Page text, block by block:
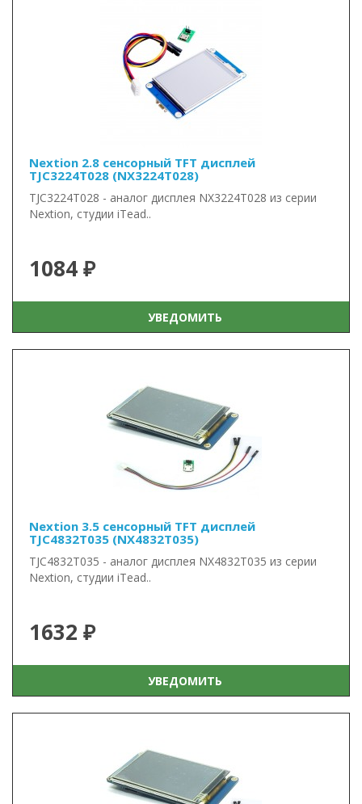
Nextion 2.8 сенсорный TFT дисплей
TJC3224T028 (NX3224T028)
TJC3224T028 - аналог дисплея NX3224T028 из серии
Nextion, студии iTead..
1084 ₽
УВЕДОМИТЬ
Nextion 3.5 сенсорный TFT дисплей
TJC4832T035 (NX4832T035)
TJC4832T035 - аналог дисплея NX4832T035 из серии
Nextion, студии iTead..
1632 ₽
УВЕДОМИТЬ